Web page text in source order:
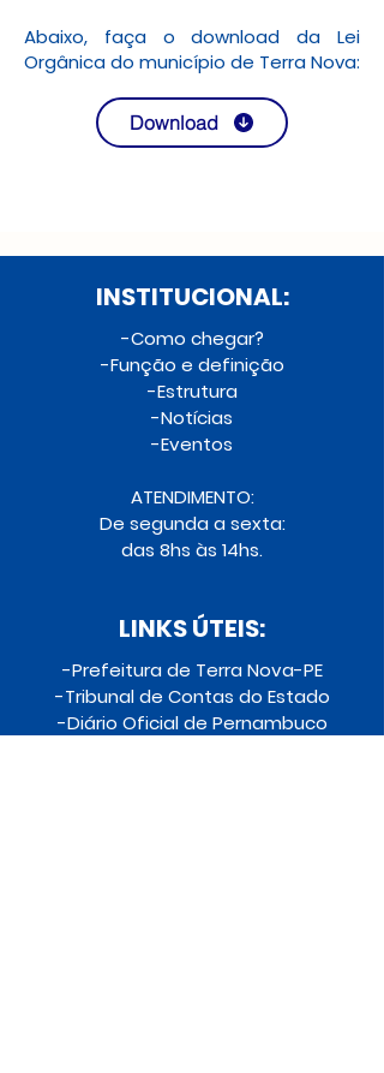
Abaixo, faça o download da Lei
Orgânica do município de Terra Nova:
Download
INSTITUCIONAL:
-Como chegar?
-Função e definição
-Estrutura
-Notícias
-Eventos
ATENDIMENTO:
De segunda a sexta:
das 8hs às 14hs.
LINKS ÚTEIS:
-Prefeitura de Terra Nova-PE
-Tribunal de Contas do Estado
-Diário Oficial de Pernambuco